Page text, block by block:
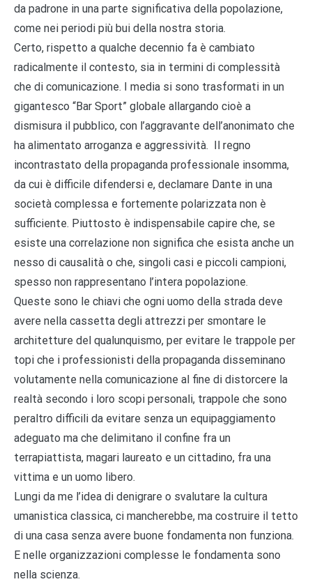
da padrone in una parte significativa della popolazione,
come nei periodi più bui della nostra storia.
Certo, rispetto a qualche decennio fa è cambiato
radicalmente il contesto, sia in termini di complessità
che di comunicazione. I media si sono trasformati in un
gigantesco “Bar Sport” globale allargando cioè a
dismisura il pubblico, con l’aggravante dell’anonimato che
ha alimentato arroganza e aggressività. Il regno
incontrastato della propaganda professionale insomma,
da cui è difficile difendersi e, declamare Dante in una
società complessa e fortemente polarizzata non è
sufficiente. Piuttosto è indispensabile capire che, se
esiste una correlazione non significa che esista anche un
nesso di causalità o che, singoli casi e piccoli campioni,
spesso non rappresentano l’intera popolazione.
Queste sono le chiavi che ogni uomo della strada deve
avere nella cassetta degli attrezzi per smontare le
architetture del qualunquismo, per evitare le trappole per
topi che i professionisti della propaganda disseminano
volutamente nella comunicazione al fine di distorcere la
realtà secondo i loro scopi personali, trappole che sono
peraltro difficili da evitare senza un equipaggiamento
adeguato ma che delimitano il confine fra un
terrapiattista, magari laureato e un cittadino, fra una
vittima e un uomo libero.
Lungi da me l’idea di denigrare o svalutare la cultura
umanistica classica, ci mancherebbe, ma costruire il tetto
di una casa senza avere buone fondamenta non funziona.
E nelle organizzazioni complesse le fondamenta sono
nella scienza.